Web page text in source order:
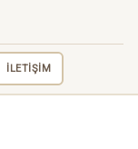
İLETİŞİM